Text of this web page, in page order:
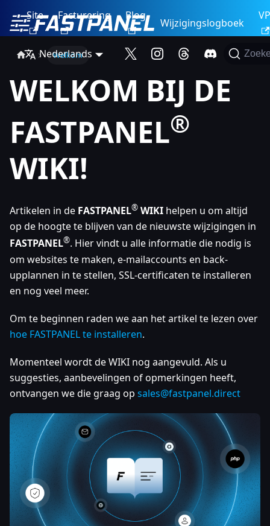
Site Facturering Blog
Wijzigingslogboek
Nederlands
Welkom
WELKOM BIJ DE
FASTPANEL®
WIKI!
Artikelen in de FASTPANEL® WIKI helpen u om altijd
op de hoogte te blijven van de nieuwste wijzigingen in
FASTPANEL®. Hier vindt u alle informatie die nodig is
om websites te maken, e-mailaccounts en back-
upplannen in te stellen, SSL-certificaten te installeren
en nog veel meer.
Om te beginnen raden we aan het artikel te lezen over
hoe FASTPANEL te installeren.
Momenteel wordt de WIKI nog aangevuld. Als u
suggesties, aanbevelingen of opmerkingen heeft,
ontvangen we die graag op sales@fastpanel.direct